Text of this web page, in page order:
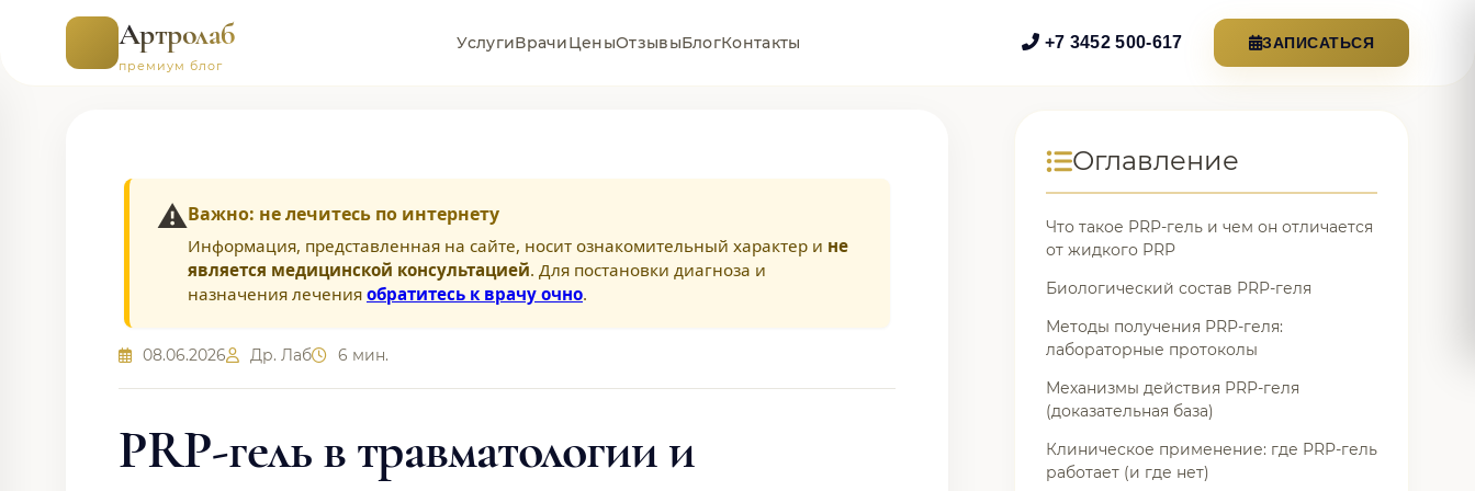
Артролаб
премиум блог
УслугиВрачиЦеныОтзывыБлогКонтакты +7 3452 500-617 ЗАПИСАТЬСЯ
⚠️Важно: не лечитесь по интернету
Информация, представленная на сайте, носит ознакомительный характер и не
является медицинской консультацией. Для постановки диагноза и
назначения лечения обратитесь к врачу очно.
08.06.2026 Др. Лаб 6 мин.
PRP-гель в травматологии и
Оглавление
Что такое PRP-гель и чем он отличается
от жидкого PRP
Биологический состав PRP-геля
Методы получения PRP-геля:
лабораторные протоколы
Механизмы действия PRP-геля
(доказательная база)
Клиническое применение: где PRP-гель
работает (и где нет)